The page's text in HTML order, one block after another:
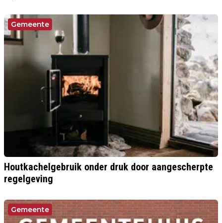
Gemeente
Houtkachelgebruik onder druk door aangescherpte
regelgeving
Gemeente